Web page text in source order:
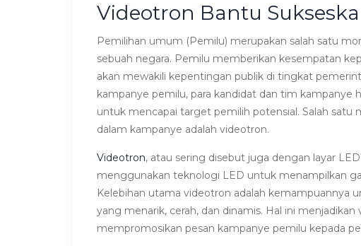
Videotron Bantu
Pemilihan umum (Pemilu) merupakan salah satu
sebuah negara. Pemilu memberikan kesempatan
akan mewakili kepentingan publik di tingkat
kampanye pemilu, para kandidat dan tim
untuk mencapai target pemilih potensial. Salah satu
dalam kampanye adalah videotron.
Videotron, atau sering disebut juga dengan layar
menggunakan teknologi LED untuk menampilkan
Kelebihan utama videotron adalah kemampuannya
yang menarik, cerah, dan dinamis. Hal ini
mempromosikan pesan kampanye pemilu kepada